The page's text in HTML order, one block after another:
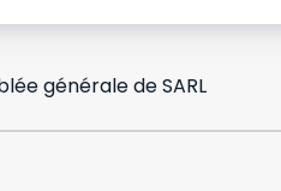
générale de SARL